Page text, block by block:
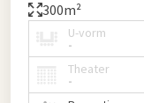
300m²
U-vorm
-
Theater
-